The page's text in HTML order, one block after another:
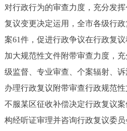
对行政行为的审查力度，充分发
复议变更决定运用，全市各级行
案61件，促进行政争议在行政复议
加大规范性文件附带审查力度，
级监督、专业审查、个案辐射、
办理行政复议附带审查行政规范
不服某区征收补偿决定行政复议
构经听证审理并咨询行政复议委